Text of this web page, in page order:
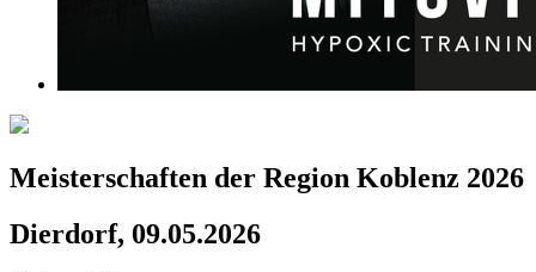
Meisterschaften der Region Koblenz 2026
Dierdorf, 09.05.2026